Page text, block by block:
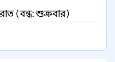
(বন্ধ: শুক্রবার)